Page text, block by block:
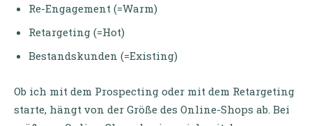
Re-Engagement (=Warm)
Retargeting (=Hot)
Bestandskunden (=Existing)
Ob ich mit dem Prospecting oder mit dem Retargeting
starte, hängt von der Größe des Online-Shops ab. Bei